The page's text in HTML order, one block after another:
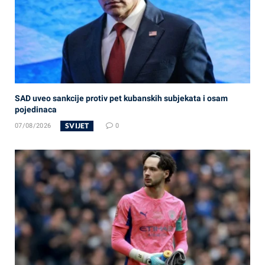
SAD uveo sankcije protiv pet kubanskih subjekata i osam
pojedinaca
07/08/2026 SVIJET 0